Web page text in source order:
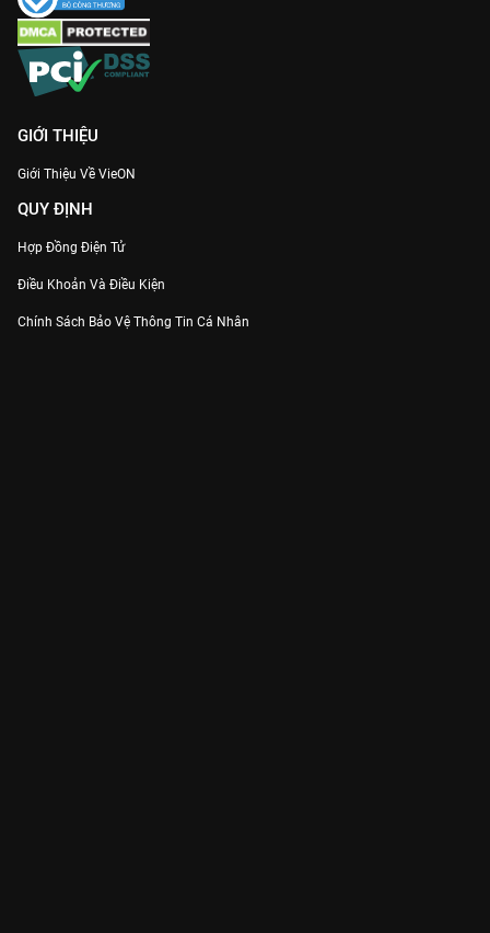
GIỚI THIỆU
Giới Thiệu Về VieON
QUY ĐỊNH
Hợp Đồng Điện Tử
Điều Khoản Và Điều Kiện
Chính Sách Bảo Vệ Thông Tin Cá Nhân